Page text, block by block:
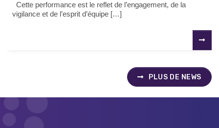
Cette performance est le reflet de l’engagement, de la
vigilance et de l’esprit d’équipe […]
PLUS DE NEWS